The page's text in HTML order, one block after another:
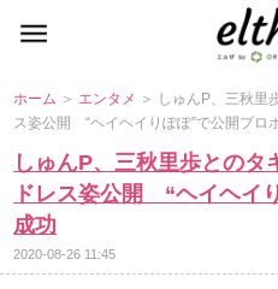
ホーム ＞ エンタメ ＞ しゅんP、三秋里
ス姿公開 “ヘイヘイりぽぽ”で公開プロ
しゅんP、三秋里歩とのタ
ドレス姿公開 “ヘイヘイ
成功
2020-08-26 11:45